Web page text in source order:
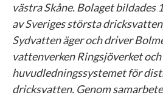
västra Skåne. Bolaget bildades
av Sveriges största
Sydvatten äger och driver
vattenverken Ringsjöverket
huvudledningssystemet för
dricksvatten. Genom